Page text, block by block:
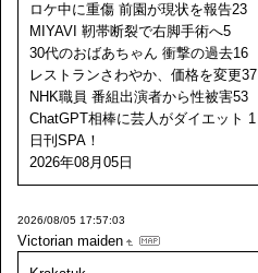
ロケ中に重傷 前園が現状を報告23
MIYAVI 靭帯断裂で右脚手術へ5
30代のおばあちゃん 衝撃の過去16
レストランさわやか、価格を変更37
NHK職員 番組出演者から性被害53
ChatGPT相棒に芸人がダイエット 1
日刊SPA！
2026年08月05日
2026/08/05 17:57:03
Victorian maiden